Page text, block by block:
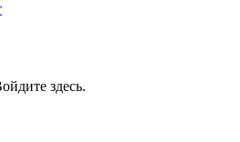
здесь.